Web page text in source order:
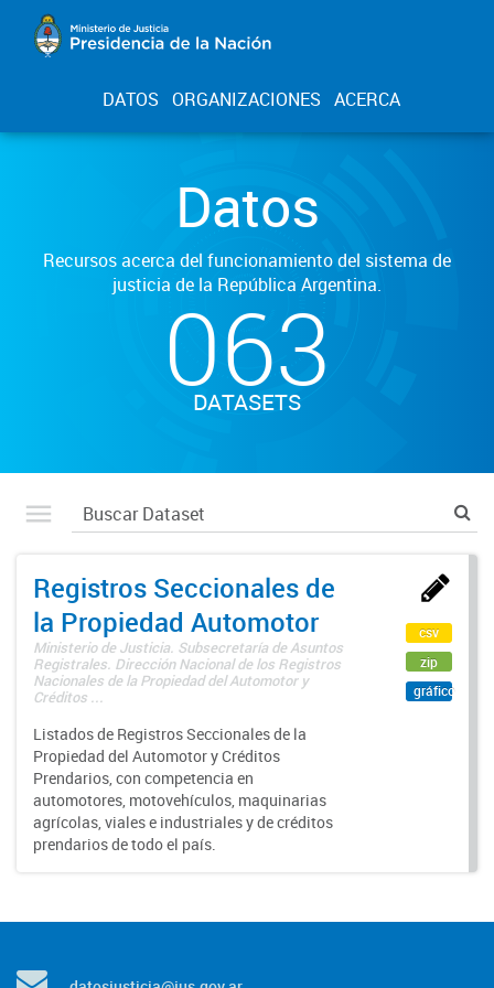
DATOS ORGANIZACIONES ACERCA
Datos
Recursos acerca del funcionamiento del sistema de
justicia de la República Argentina.
063
DATASETS
Registros Seccionales de
la Propiedad Automotor
Ministerio de Justicia. Subsecretaría de Asuntos
Registrales. Dirección Nacional de los Registros
Nacionales de la Propiedad del Automotor y
Créditos ...
Listados de Registros Seccionales de la
Propiedad del Automotor y Créditos
Prendarios, con competencia en
automotores, motovehículos, maquinarias
agrícolas, viales e industriales y de créditos
prendarios de todo el país.
csv
zip
gráfico